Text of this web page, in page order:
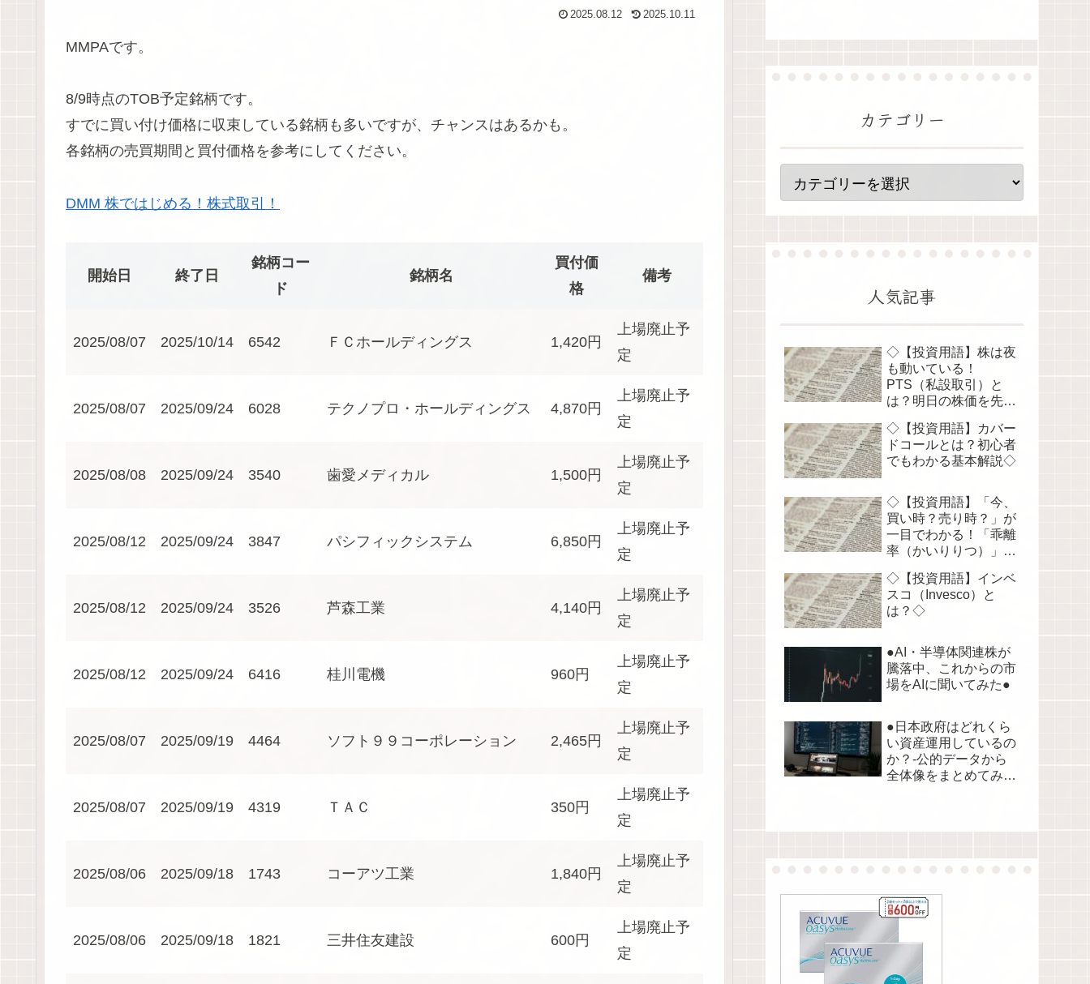
2025.08.12 2025.10.11
MMPAです。
8/9時点のTOB予定銘柄です。
すでに買い付け価格に収束している銘柄も多いですが、チャンスはあるかも。
各銘柄の売買期間と買付価格を参考にしてください。
DMM 株ではじめる！株式取引！
開始日 終了日
銘柄コー
ド
銘柄名
買付価
格
備考
2025/08/07 2025/10/14 6542 ＦＣホールディングス 1,420円
上場廃止予
定
2025/08/07 2025/09/24 6028 テクノプロ・ホールディングス 4,870円
上場廃止予
定
2025/08/08 2025/09/24 3540 歯愛メディカル 1,500円
上場廃止予
定
2025/08/12 2025/09/24 3847 パシフィックシステム 6,850円
上場廃止予
定
2025/08/12 2025/09/24 3526 芦森工業 4,140円
上場廃止予
定
2025/08/12 2025/09/24 6416 桂川電機 960円
上場廃止予
定
2025/08/07 2025/09/19 4464 ソフト９９コーポレーション 2,465円
上場廃止予
定
2025/08/07 2025/09/19 4319 ＴＡＣ 350円
上場廃止予
定
2025/08/06 2025/09/18 1743 コーアツ工業 1,840円
上場廃止予
定
2025/08/06 2025/09/18 1821 三井住友建設 600円
上場廃止予
定
カテゴリー
人気記事
◇【投資用語】株は夜
も動いている！
PTS（私設取引）と
は？明日の株価を先読
◇【投資用語】カバー
ドコールとは？初心者
でもわかる基本解説◇
◇【投資用語】「今、
買い時？売り時？」が
一目でわかる！「乖離
率（かいりりつ）」を
◇【投資用語】インベ
スコ（Invesco）と
は？◇
●AI・半導体関連株が
騰落中、これからの市
場をAIに聞いてみた●
●日本政府はどれくら
い資産運用しているの
か？-公的データから
全体像をまとめてみま